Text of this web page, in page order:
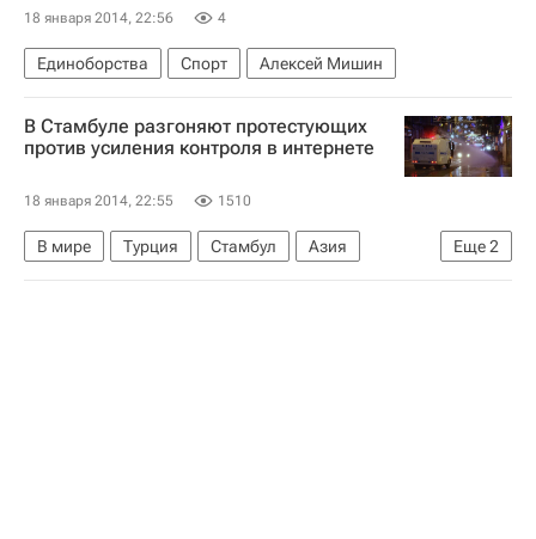
18 января 2014, 22:56 4
Единоборства Спорт Алексей Мишин
В Стамбуле разгоняют протестующих
против усиления контроля в интернете
18 января 2014, 22:55 1510
Еще2
В мире Турция Стамбул
Азия
Весь мир
Европа